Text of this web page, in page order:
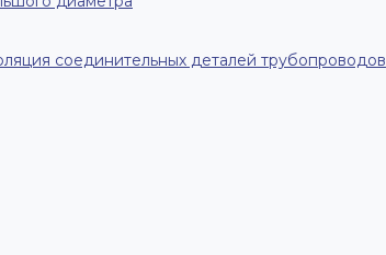
соединительных деталей трубопроводов